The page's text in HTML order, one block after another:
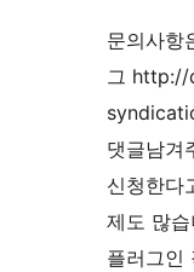
문의사항
그 http://
댓글남겨
신청한다
제도 많습
플러그인